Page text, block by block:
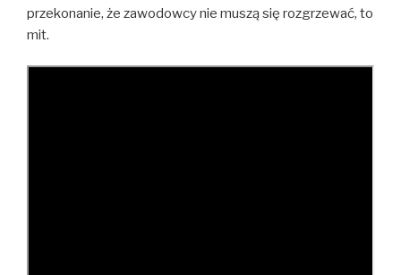
przekonanie, że zawodowcy nie muszą się rozgrzewać, to
mit.